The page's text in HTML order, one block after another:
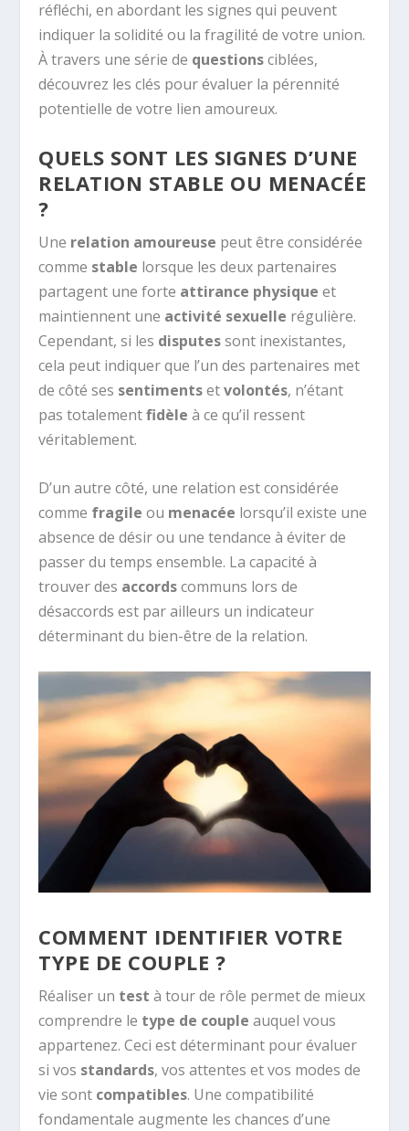
réfléchi, en abordant les signes qui peuvent
indiquer la solidité ou la fragilité de votre union.
À travers une série de questionsciblées,
découvrez les clés pour évaluer la pérennité
potentielle de votre lien amoureux.
QUELS SONT LES SIGNES D’UNE
RELATION STABLE OU MENACÉE
?
Une relation amoureuse peut être considérée
comme stable lorsque les deux partenaires
partagent une forte attirance physique et
maintiennent une activité sexuelle régulière.
Cependant, si les disputessont inexistantes,
cela peut indiquer que l’un des partenaires met
de côté ses sentimentsetvolontés, n’étant
pas totalementfidèle à ce qu’il ressent
véritablement.
D’un autre côté, une relation est considérée
comme fragile ou menacée lorsqu’il existe une
absence de désir ou une tendance à éviter de
passer du temps ensemble. La capacité à
trouver des accordscommuns lors de
désaccords est par ailleurs un indicateur
déterminant du bien-être de la relation.
COMMENT IDENTIFIER VOTRE
TYPE DE COUPLE ?
Réaliser un test à tour de rôle permet de mieux
comprendre le type de couple auquel vous
appartenez. Ceci est déterminant pour évaluer
si vos standards, vos attentes et vos modes de
vie sont compatibles. Une compatibilité
fondamentale augmente les chances d’une